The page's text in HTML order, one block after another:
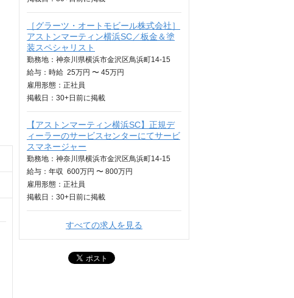
［グラーツ・オートモビール株式会社］
アストンマーティン横浜SC／板金＆塗
装スペシャリスト
勤務地：神奈川県横浜市金沢区鳥浜町14-15
給与： 時給 25万円 〜 45万円
雇用形態：正社員
掲載日： 30+日 前に掲載
【アストンマーティン横浜SC】正規デ
ィーラーのサービスセンターにてサービ
スマネージャー
勤務地：神奈川県横浜市金沢区鳥浜町14-15
給与： 年収 600万円 〜 800万円
雇用形態：正社員
掲載日： 30+日 前に掲載
すべての求人を見る